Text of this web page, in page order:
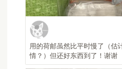
非常好 可以买淘宝小可爱了